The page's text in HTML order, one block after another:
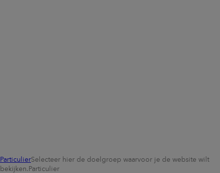
ParticulierSelecteer hier de doelgroep waarvoor je de website wilt
bekijken. Particulier